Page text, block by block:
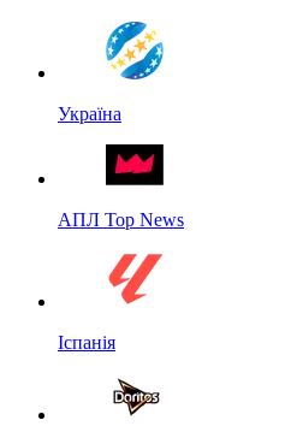
Україна
АПЛ Top News
Іспанія